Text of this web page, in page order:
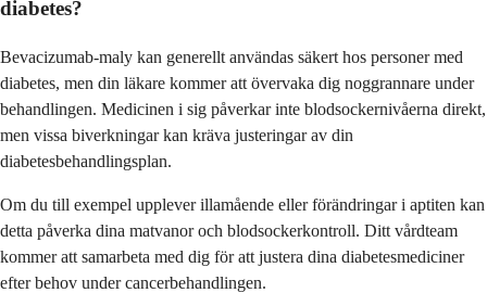
diabetes?
Bevacizumab-maly kan generellt användas säkert hos personer med
diabetes, men din läkare kommer att övervaka dig noggrannare under
behandlingen. Medicinen i sig påverkar inte blodsockernivåerna direkt,
men vissa biverkningar kan kräva justeringar av din
diabetesbehandlingsplan.
Om du till exempel upplever illamående eller förändringar i aptiten kan
detta påverka dina matvanor och blodsockerkontroll. Ditt vårdteam
kommer att samarbeta med dig för att justera dina diabetesmediciner
efter behov under cancerbehandlingen.